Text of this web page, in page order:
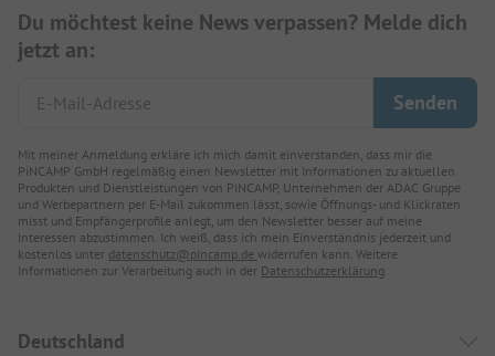
Du möchtest keine News verpassen? Melde dich
jetzt an:
Mit meiner Anmeldung erkläre ich mich damit einverstanden, dass mir die
PiNCAMP GmbH regelmäßig einen Newsletter mit Informationen zu aktuellen
Produkten und Dienstleistungen von PiNCAMP, Unternehmen der ADAC Gruppe
und Werbepartnern per E-Mail zukommen lässt, sowie Öffnungs- und Klickraten
misst und Empfängerprofile anlegt, um den Newsletter besser auf meine
Interessen abzustimmen. Ich weiß, dass ich mein Einverständnis jederzeit und
kostenlos unter datenschutz@pincamp.de widerrufen kann. Weitere
Informationen zur Verarbeitung auch in der Datenschutzerklärung.
Deutschland